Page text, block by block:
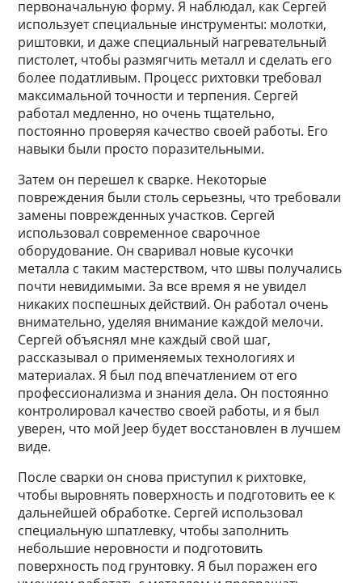
первоначальную форму. Я наблюдал, как Сергей
использует специальные инструменты: молотки,
риштовки, и даже специальный нагревательный
пистолет, чтобы размягчить металл и сделать его
более податливым. Процесс рихтовки требовал
максимальной точности и терпения. Сергей
работал медленно, но очень тщательно,
постоянно проверяя качество своей работы. Его
навыки были просто поразительными.
Затем он перешел к сварке. Некоторые
повреждения были столь серьезны, что требовали
замены поврежденных участков. Сергей
использовал современное сварочное
оборудование. Он сваривал новые кусочки
металла с таким мастерством, что швы получались
почти невидимыми. За все время я не увидел
никаких поспешных действий. Он работал очень
внимательно, уделяя внимание каждой мелочи.
Сергей объяснял мне каждый свой шаг,
рассказывал о применяемых технологиях и
материалах. Я был под впечатлением от его
профессионализма и знания дела. Он постоянно
контролировал качество своей работы, и я был
уверен, что мой Jeep будет восстановлен в лучшем
виде.
После сварки он снова приступил к рихтовке,
чтобы выровнять поверхность и подготовить ее к
дальнейшей обработке. Сергей использовал
специальную шпатлевку, чтобы заполнить
небольшие неровности и подготовить
поверхность под грунтовку. Я был поражен его